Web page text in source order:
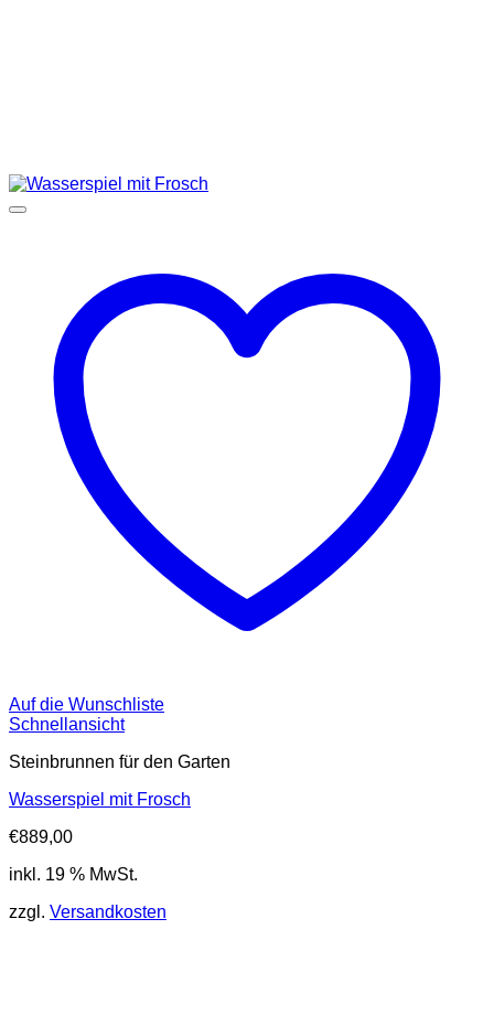
Auf die Wunschliste
Schnellansicht
Steinbrunnen für den Garten
Wasserspiel mit Frosch
€889,00
inkl. 19 % MwSt.
zzgl. Versandkosten